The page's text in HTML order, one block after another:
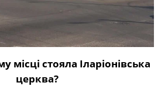
місці стояла Іларіонівська
церква?